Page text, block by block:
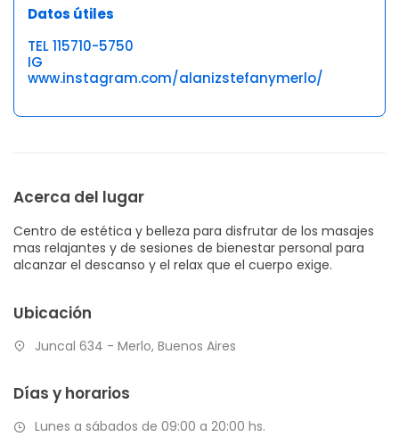
Datos útiles
TEL 115710-5750
IG
www.instagram.com/alanizstefanymerlo/
Acerca del lugar
Centro de estética y belleza para disfrutar de los masajes
mas relajantes y de sesiones de bienestar personal para
alcanzar el descanso y el relax que el cuerpo exige.
Ubicación
Juncal 634 - Merlo, Buenos Aires
Días y horarios
Lunes a sábados de 09:00 a 20:00 hs.